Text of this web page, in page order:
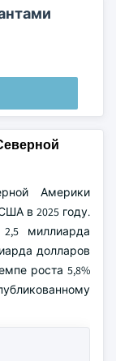
Америки
в 2025 году.
миллиарда
долларов
роста 5,8%